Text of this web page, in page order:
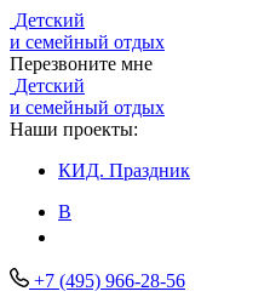
Детский
и семейный отдых
Перезвоните мне
Детский
и семейный отдых
Наши проекты:
КИД. Праздник
В
+7 (495) 966-28-56